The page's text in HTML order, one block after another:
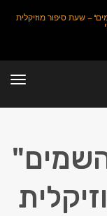
סיפור מוזיקלית
תפריט